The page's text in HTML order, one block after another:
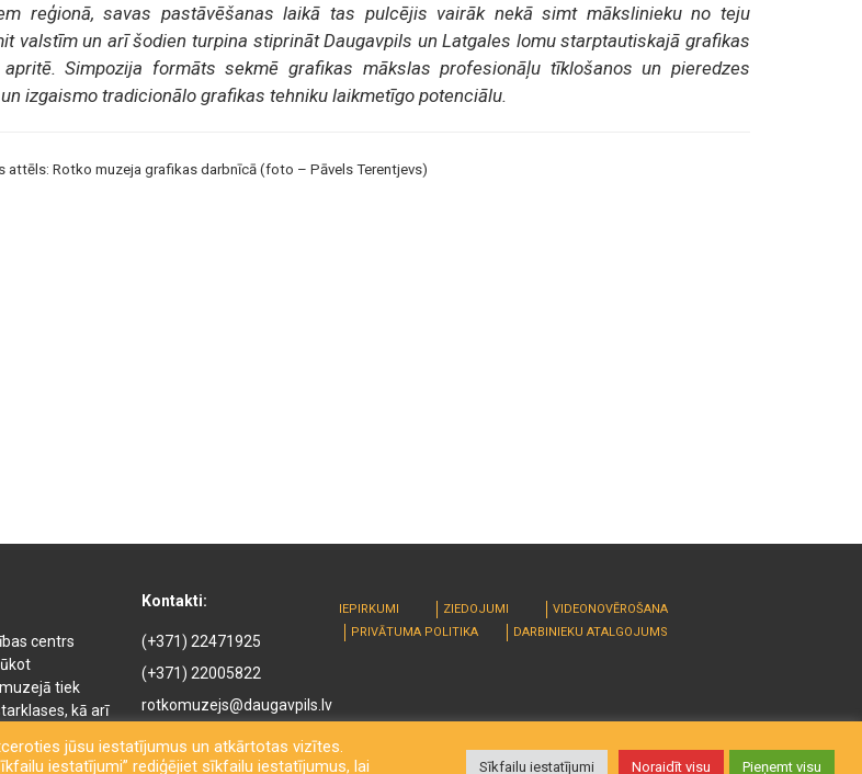
reģionā, savas pastāvēšanas laikā tas pulcējis vairāk nekā simt mākslinieku no teju
valstīm un arī šodien turpina stiprināt Daugavpils un Latgales lomu starptautiskajā grafikas
Simpozija formāts sekmē grafikas mākslas profesionāļu tīklošanos un pieredzes
izgaismo tradicionālo grafikas tehniku laikmetīgo potenciālu.
attēls: Rotko muzeja grafikas darbnīcā (foto – Pāvels Terentjevs)
centrs
tiek
kā arī
veikals un
Kontakti:
(+371) 22471925
(+371) 22005822
rotkomuzejs@daugavpils.lv
Mihaila iela 3, Daugavpils,
LV-5401, Latvija
IEPIRKUMI ZIEDOJUMI
VIDEONOVĒROŠANA
PRIVĀTUMA POLITIKA
DARBINIEKU ATALGOJUMS
jūsu iestatījumus un atkārtotas vizītes.
iestatījumi” rediģējiet sīkfailu iestatījumus, lai
Sīkfailu iestatījumi Noraidīt visu Pieņemt visu